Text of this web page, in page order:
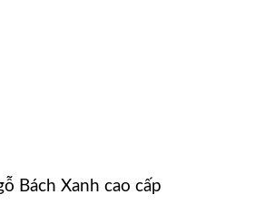
Bách Xanh cao cấp